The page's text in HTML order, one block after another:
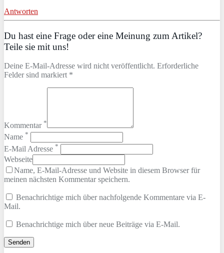
Antworten
Du hast eine Frage oder eine Meinung zum Artikel?
Teile sie mit uns!
Deine E-Mail-Adresse wird nicht veröffentlicht. Erforderliche
Felder sind markiert *
Kommentar *
Name *
E-Mail Adresse *
Webseite
Name, E-Mail-Adresse und Website in diesem Browser für
meinen nächsten Kommentar speichern.
Benachrichtige mich über nachfolgende Kommentare via E-
Mail.
Benachrichtige mich über neue Beiträge via E-Mail.